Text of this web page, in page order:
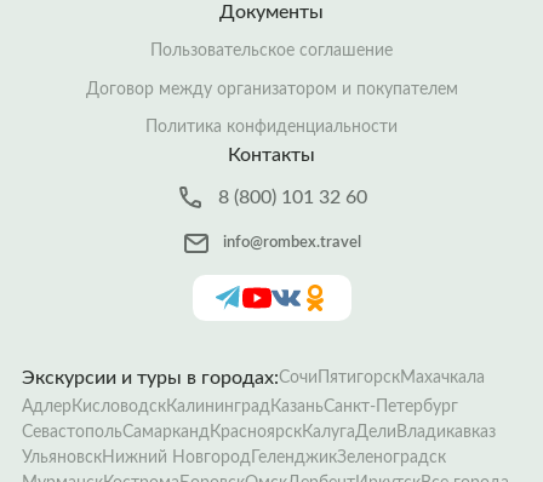
Документы
Пользовательское соглашение
Договор между организатором и покупателем
Политика конфиденциальности
Контакты
8 (800) 101 32 60
info@rombex.travel
Экскурсии и туры в городах:Сочи ПятигорскМахачкала
Адлер КисловодскКалининград КазаньСанкт-Петербург
СевастопольСамарканд КрасноярскКалугаДели Владикавказ
УльяновскНижний Новгород ГеленджикЗеленоградск